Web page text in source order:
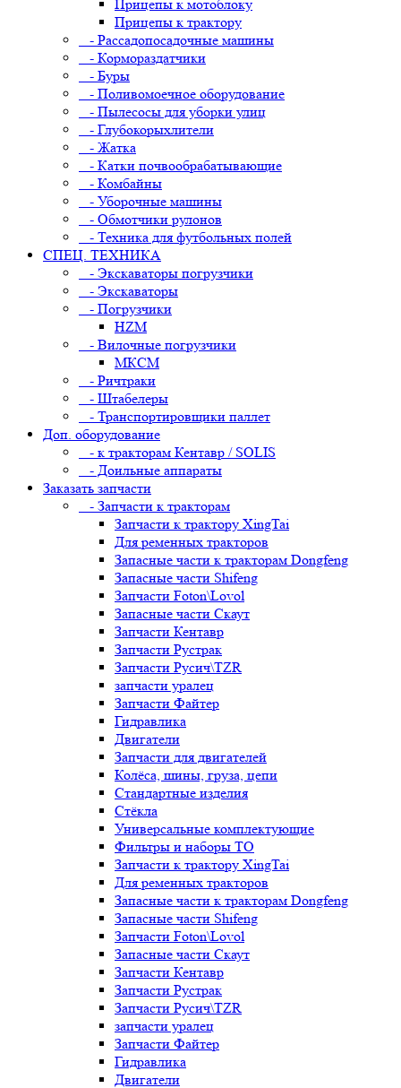
Прицепы к мотоблоку
Прицепы к трактору
- Рассадопосадочные машины
- Кормораздатчики
- Буры
- Поливомоечное оборудование
- Пылесосы для уборки улиц
- Глубокорыхлители
- Жатка
- Катки почвообрабатывающие
- Комбайны
- Уборочные машины
- Обмотчики рулонов
- Техника для футбольных полей
СПЕЦ. ТЕХНИКА
- Экскаваторы погрузчики
- Экскаваторы
- Погрузчики
HZM
- Вилочные погрузчики
МКСМ
- Ричтраки
- Штабелеры
- Транспортировщики паллет
Доп. оборудование
- к тракторам Кентавр / SOLIS
- Доильные аппараты
Заказать запчасти
- Запчасти к тракторам
Запчасти к трактору XingTai
Для ременных тракторов
Запасные части к тракторам Dongfeng
Запасные части Shifeng
Запчасти Foton\Lovol
Запасные части Скаут
Запчасти Кентавр
Запчасти Рустрак
Запчасти Русич\TZR
запчасти уралец
Запчасти Файтер
Гидравлика
Двигатели
Запчасти для двигателей
Колёса, шины, груза, цепи
Стандартные изделия
Стёкла
Универсальные комплектующие
Фильтры и наборы ТО
Запчасти к трактору XingTai
Для ременных тракторов
Запасные части к тракторам Dongfeng
Запасные части Shifeng
Запчасти Foton\Lovol
Запасные части Скаут
Запчасти Кентавр
Запчасти Рустрак
Запчасти Русич\TZR
запчасти уралец
Запчасти Файтер
Гидравлика
Двигатели